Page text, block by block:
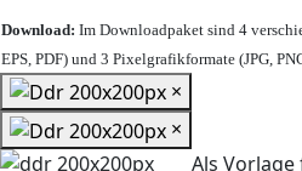
Download: Im Downloadpaket sind 4
EPS, PDF) und 3 Pixelgrafikformate (JPG,
×
×
Als